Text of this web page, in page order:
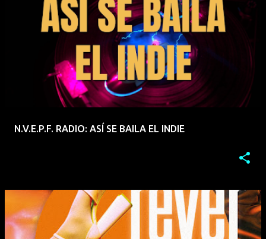
N.V.E.P.F. RADIO: ASÍ SE BAILA EL INDIE